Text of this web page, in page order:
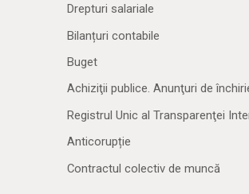
Drepturi salariale
Bilanțuri contabile
Buget
Achiziţii publice. Anunţuri de
Registrul Unic al Transparenţei
Anticorupție
Contractul colectiv de muncă